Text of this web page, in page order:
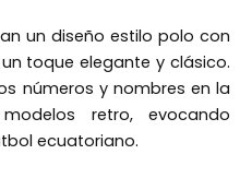
un diseño estilo polo con
toque elegante y clásico.
números y nombres en la
retro, evocando
ecuatoriano.